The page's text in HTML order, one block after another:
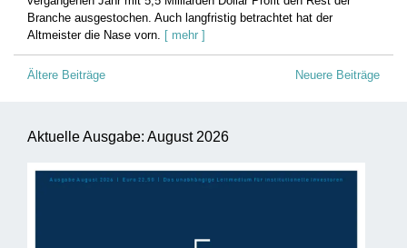
Branche ausgestochen. Auch langfristig betrachtet hat der
Altmeister die Nase vorn.
[ mehr ]
Beitragsnavigation
Ältere Beiträge Neuere Beiträge
Aktuelle Ausgabe: August 2026